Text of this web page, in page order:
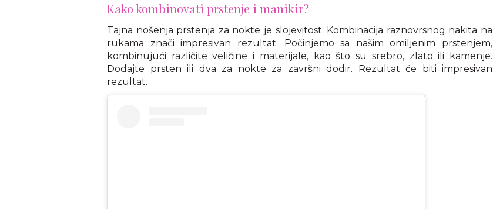
Kako kombinovati prstenje i manikir?
Tajna nošenja prstenja za nokte je slojevitost. Kombinacija raznovrsnog nakita na
rukama znači impresivan rezultat. Počinjemo sa našim omiljenim prstenjem,
kombinujući različite veličine i materijale, kao što su srebro, zlato ili kamenje.
Dodajte prsten ili dva za nokte za završni dodir. Rezultat će biti impresivan
rezultat.